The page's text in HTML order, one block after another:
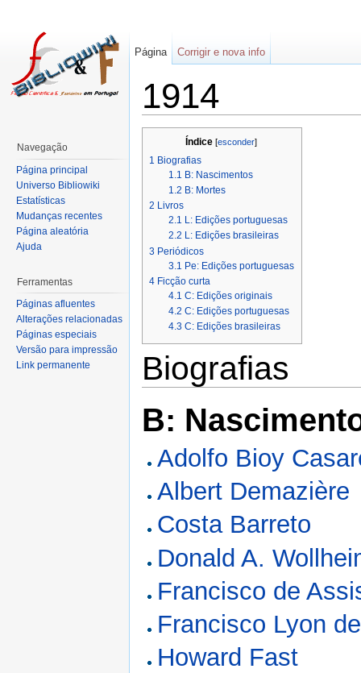
1914
Índice[esconder]
1 Biografias
1.1 B: Nascimentos
1.2 B: Mortes
2 Livros
2.1 L: Edições portuguesas
2.2 L: Edições brasileiras
3 Periódicos
3.1 Pe: Edições portuguesas
4 Ficção curta
4.1 C: Edições originais
4.2 C: Edições portuguesas
4.3 C: Edições brasileiras
Biografias
B:
Adolfo Bioy
Albert Demazière
Costa Barreto
Donald A.
Francisco de
Francisco Lyon
Howard Fast
Página Corrigir e nova info
Navegação
Página principal
Universo Bibliowiki
Estatísticas
Mudanças recentes
Página aleatória
Ajuda
Ferramentas
Páginas afluentes
Alterações relacionadas
Páginas especiais
Versão para impressão
Link permanente